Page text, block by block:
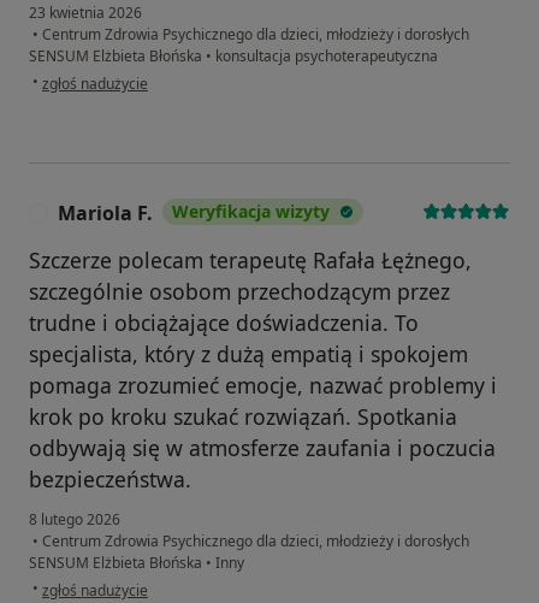
23 kwietnia 2026
• Centrum Zdrowia Psychicznego dla dzieci, młodzieży i dorosłych
SENSUM Elżbieta Błońska • konsultacja psychoterapeutyczna
• w opinii użytkownika Kamil
zgłoś nadużycie
Mariola F. Weryfikacja wizyty
Szczerze polecam terapeutę Rafała Łężnego,
szczególnie osobom przechodzącym przez
trudne i obciążające doświadczenia. To
specjalista, który z dużą empatią i spokojem
pomaga zrozumieć emocje, nazwać problemy i
krok po kroku szukać rozwiązań. Spotkania
odbywają się w atmosferze zaufania i poczucia
bezpieczeństwa.
8 lutego 2026
• Centrum Zdrowia Psychicznego dla dzieci, młodzieży i dorosłych
SENSUM Elżbieta Błońska • Inny
• w opinii użytkownika Mariola F.
zgłoś nadużycie